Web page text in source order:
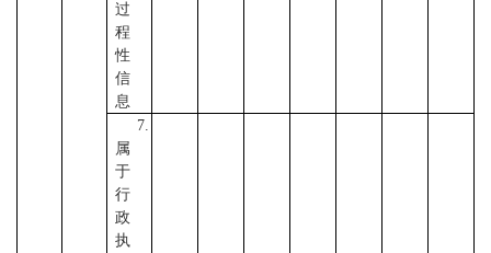
过
程
性
信
息
7.
属
于
行
政
执